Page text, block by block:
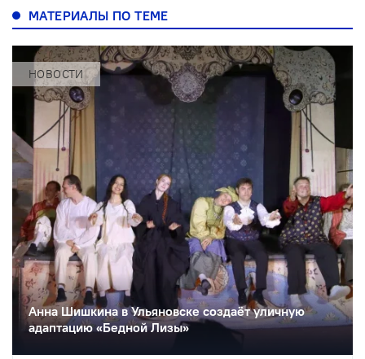
МАТЕРИАЛЫ ПО ТЕМЕ
НОВОСТИ
Анна Шишкина в Ульяновске создаëт уличную
адаптацию «Бедной Лизы»